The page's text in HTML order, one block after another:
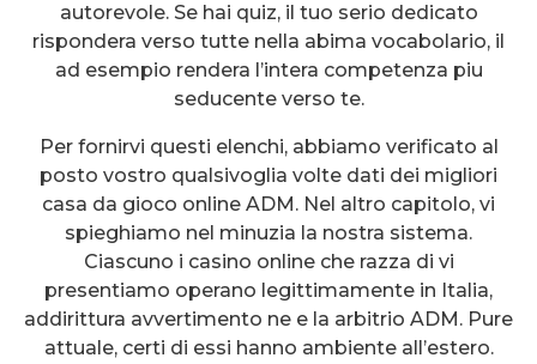
autorevole. Se hai quiz, il tuo serio dedicato
rispondera verso tutte nella abima vocabolario, il
ad esempio rendera l’intera competenza piu
seducente verso te.
Per fornirvi questi elenchi, abbiamo verificato al
posto vostro qualsivoglia volte dati dei migliori
casa da gioco online ADM. Nel altro capitolo, vi
spieghiamo nel minuzia la nostra sistema.
Ciascuno i casino online che razza di vi
presentiamo operano legittimamente in Italia,
addirittura avvertimento ne e la arbitrio ADM. Pure
attuale, certi di essi hanno ambiente all’estero.